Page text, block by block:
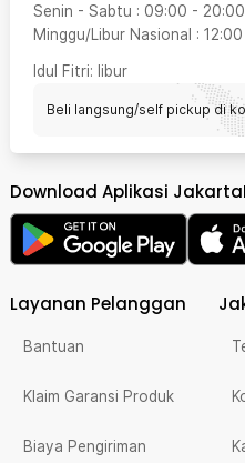
Senin - Sabtu : 09:00 - 20:00
Minggu/Libur Nasional : 12:00
Idul Fitri: libur
Beli langsung/self pickup di
Download Aplikasi
Layanan Pelanggan
Bantuan
Klaim Garansi Produk
Biaya Pengiriman